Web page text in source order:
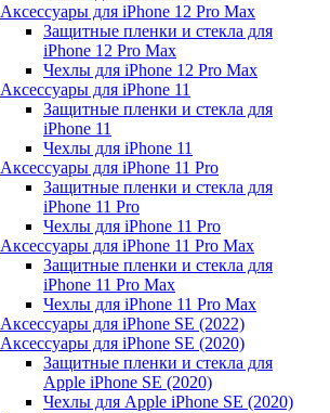
Аксессуары для iPhone 12 Pro Max
Защитные пленки и стекла для
iPhone 12 Pro Max
Чехлы для iPhone 12 Pro Max
Аксессуары для iPhone 11
Защитные пленки и стекла для
iPhone 11
Чехлы для iPhone 11
Аксессуары для iPhone 11 Pro
Защитные пленки и стекла для
iPhone 11 Pro
Чехлы для iPhone 11 Pro
Аксессуары для iPhone 11 Pro Max
Защитные пленки и стекла для
iPhone 11 Pro Max
Чехлы для iPhone 11 Pro Max
Аксессуары для iPhone SE (2022)
Аксессуары для iPhone SE (2020)
Защитные пленки и стекла для
Apple iPhone SE (2020)
Чехлы для Apple iPhone SE (2020)